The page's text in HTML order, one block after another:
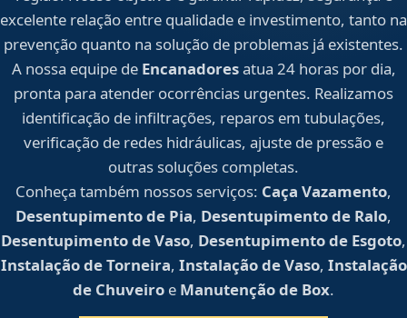
excelente relação entre qualidade e investimento, tanto na
prevenção quanto na solução de problemas já existentes.
A nossa equipe de Encanadoresatua 24 horas por dia,
pronta para atender ocorrências urgentes. Realizamos
identificação de infiltrações, reparos em tubulações,
verificação de redes hidráulicas, ajuste de pressão e
outras soluções completas.
Conheça também nossos serviços: Caça Vazamento,
Desentupimento de Pia, Desentupimento de Ralo,
Desentupimento de Vaso, Desentupimento de Esgoto,
Instalação de Torneira, Instalação de Vaso, Instalação
de Chuveiro e Manutenção de Box.